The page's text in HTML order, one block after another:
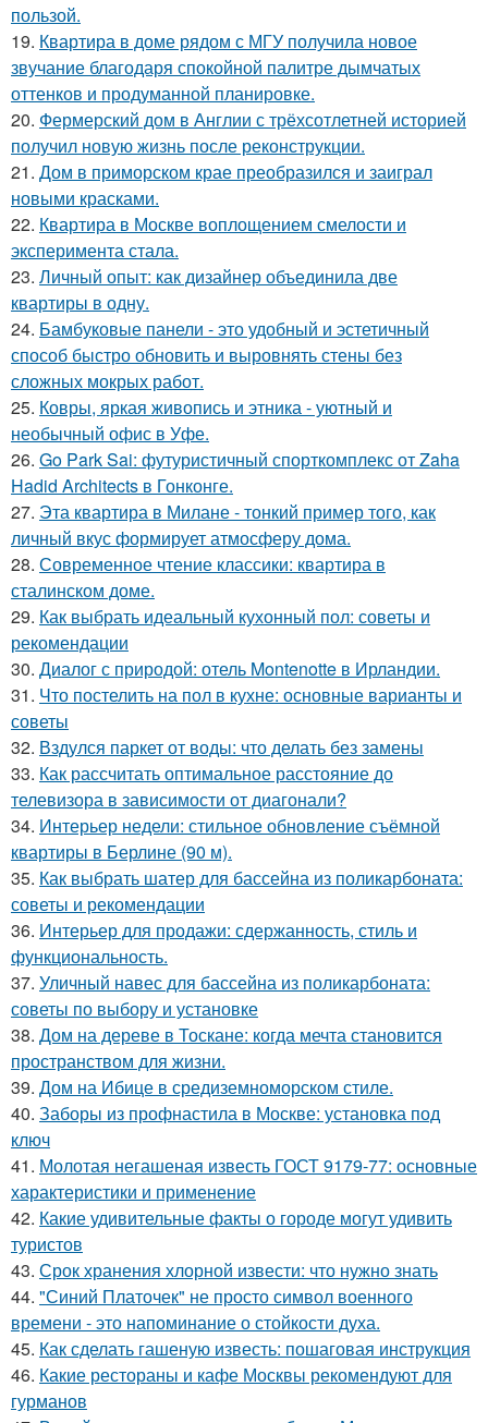
пользой.
19. Квартира в доме рядом с МГУ получила новое
звучание благодаря спокойной палитре дымчатых
оттенков и продуманной планировке.
20. Фермерский дом в Англии с трёхсотлетней историей
получил новую жизнь после реконструкции.
21. Дом в приморском крае преобразился и заиграл
новыми красками.
22. Квартира в Москве воплощением смелости и
эксперимента стала.
23. Личный опыт: как дизайнер объединила две
квартиры в одну.
24. Бамбуковые панели - это удобный и эстетичный
способ быстро обновить и выровнять стены без
сложных мокрых работ.
25. Ковры, яркая живопись и этника - уютный и
необычный офис в Уфе.
26. Go Park Sai: футуристичный спорткомплекс от Zaha
Hadid Architects в Гонконге.
27. Эта квартира в Милане - тонкий пример того, как
личный вкус формирует атмосферу дома.
28. Современное чтение классики: квартира в
сталинском доме.
29. Как выбрать идеальный кухонный пол: советы и
рекомендации
30. Диалог с природой: отель Montenotte в Ирландии.
31. Что постелить на пол в кухне: основные варианты и
советы
32. Вздулся паркет от воды: что делать без замены
33. Как рассчитать оптимальное расстояние до
телевизора в зависимости от диагонали?
34. Интерьер недели: стильное обновление съёмной
квартиры в Берлине (90 м).
35. Как выбрать шатер для бассейна из поликарбоната:
советы и рекомендации
36. Интерьер для продажи: сдержанность, стиль и
функциональность.
37. Уличный навес для бассейна из поликарбоната:
советы по выбору и установке
38. Дом на дереве в Тоскане: когда мечта становится
пространством для жизни.
39. Дом на Ибице в средиземноморском стиле.
40. Заборы из профнастила в Москве: установка под
ключ
41. Молотая негашеная известь ГОСТ 9179-77: основные
характеристики и применение
42. Какие удивительные факты о городе могут удивить
туристов
43. Срок хранения хлорной извести: что нужно знать
44. "Синий Платочек" не просто символ военного
времени - это напоминание о стойкости духа.
45. Как сделать гашеную известь: пошаговая инструкция
46. Какие рестораны и кафе Москвы рекомендуют для
гурманов